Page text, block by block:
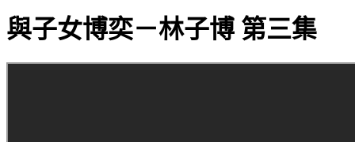
與子女博奕－林子博 第三集